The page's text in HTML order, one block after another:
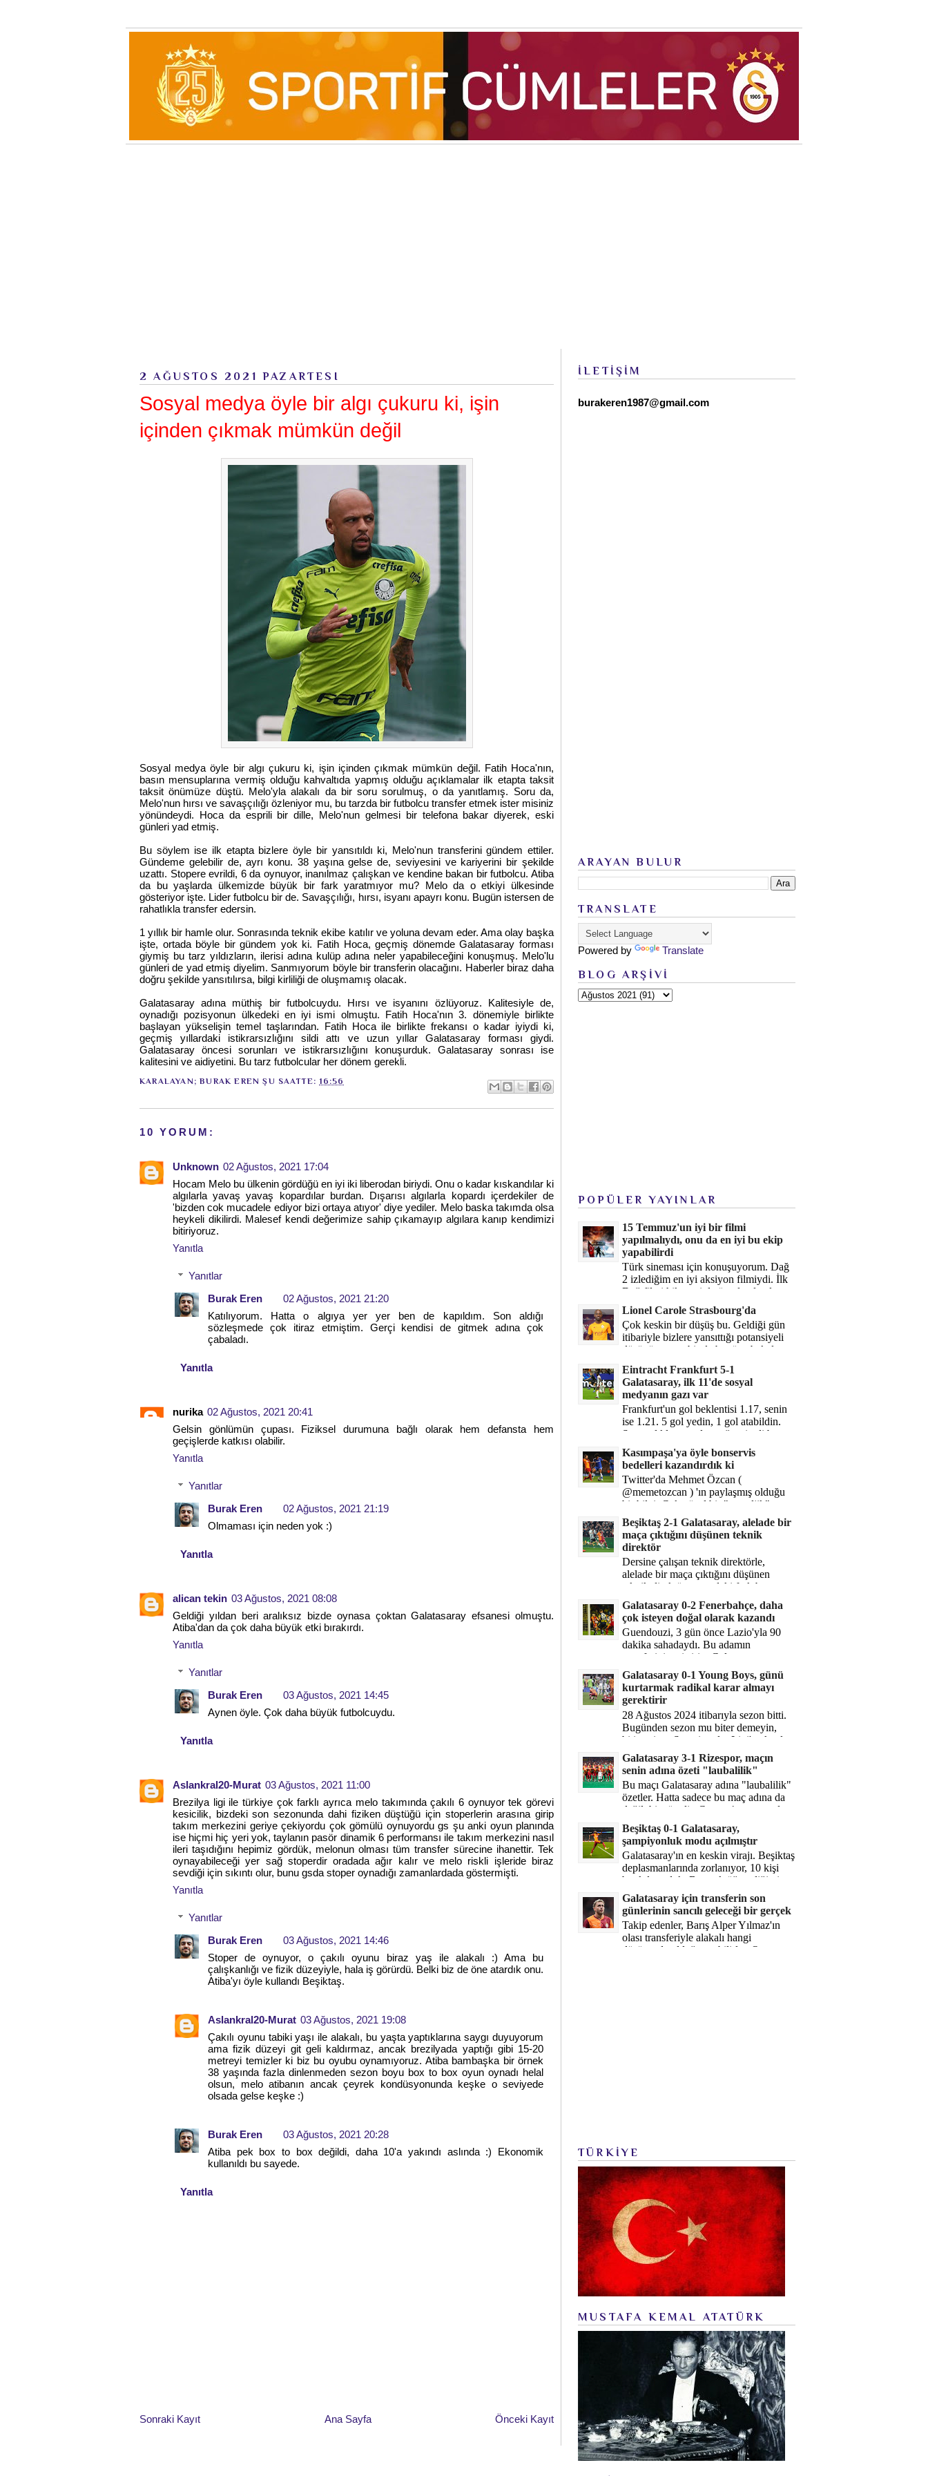
2 AĞUSTOS 2021 PAZARTESI
Sosyal medya öyle bir algı çukuru ki, işin
içinden çıkmak mümkün değil
Sosyal medya öyle bir algı çukuru ki, işin içinden çıkmak mümkün değil. Fatih Hoca'nın,
basın mensuplarına vermiş olduğu kahvaltıda yapmış olduğu açıklamalar ilk etapta taksit
taksit önümüze düştü. Melo'yla alakalı da bir soru sorulmuş, o da yanıtlamış. Soru da,
Melo'nun hırsı ve savaşçılığı özleniyor mu, bu tarzda bir futbolcu transfer etmek ister misiniz
yönündeydi. Hoca da esprili bir dille, Melo'nun gelmesi bir telefona bakar diyerek, eski
günleri yad etmiş.
Bu söylem ise ilk etapta bizlere öyle bir yansıtıldı ki, Melo'nun transferini gündem ettiler.
Gündeme gelebilir de, ayrı konu. 38 yaşına gelse de, seviyesini ve kariyerini bir şekilde
uzattı. Stopere evrildi, 6 da oynuyor, inanılmaz çalışkan ve kendine bakan bir futbolcu. Atiba
da bu yaşlarda ülkemizde büyük bir fark yaratmıyor mu? Melo da o etkiyi ülkesinde
gösteriyor işte. Lider futbolcu bir de. Savaşçılığı, hırsı, isyanı apayrı konu. Bugün istersen de
rahatlıkla transfer edersin.
1 yıllık bir hamle olur. Sonrasında teknik ekibe katılır ve yoluna devam eder. Ama olay başka
işte, ortada böyle bir gündem yok ki. Fatih Hoca, geçmiş dönemde Galatasaray forması
giymiş bu tarz yıldızların, ilerisi adına kulüp adına neler yapabileceğini konuşmuş. Melo'lu
günleri de yad etmiş diyelim. Sanmıyorum böyle bir transferin olacağını. Haberler biraz daha
doğru şekilde yansıtılırsa, bilgi kirliliği de oluşmamış olacak.
Galatasaray adına müthiş bir futbolcuydu. Hırsı ve isyanını özlüyoruz. Kalitesiyle de,
oynadığı pozisyonun ülkedeki en iyi ismi olmuştu. Fatih Hoca'nın 3. dönemiyle birlikte
başlayan yükselişin temel taşlarından. Fatih Hoca ile birlikte frekansı o kadar iyiydi ki,
geçmiş yıllardaki istikrarsızlığını sildi attı ve uzun yıllar Galatasaray forması giydi.
Galatasaray öncesi sorunları ve istikrarsızlığını konuşurduk. Galatasaray sonrası ise
kalitesini ve aidiyetini. Bu tarz futbolcular her dönem gerekli.
KARALAYAN;BURAK EREN ŞU SAATTE:16:56
10 YORUM:
Unknown 02 Ağustos, 2021 17:04
Hocam Melo bu ülkenin gördüğü en iyi iki liberodan biriydi. Onu o kadar kıskandılar ki
algılarla yavaş yavaş kopardılar burdan. Dışarısı algılarla kopardı içerdekiler de
'bizden cok mucadele ediyor bizi ortaya atıyor' diye yediler. Melo baska takımda olsa
heykeli dikilirdi. Malesef kendi değerimize sahip çıkamayıp algılara kanıp kendimizi
bitiriyoruz.
Yanıtla
Yanıtlar
Burak Eren
02 Ağustos, 2021 21:20
Katılıyorum. Hatta o algıya yer yer ben de kapıldım. Son aldığı
sözleşmede çok itiraz etmiştim. Gerçi kendisi de gitmek adına çok
çabaladı.
Yanıtla
nurika 02 Ağustos, 2021 20:41
Gelsin gönlümün çupası. Fiziksel durumuna bağlı olarak hem defansta hem
geçişlerde katkısı olabilir.
Yanıtla
Yanıtlar
Burak Eren
02 Ağustos, 2021 21:19
Olmaması için neden yok :)
Yanıtla
alican tekin 03 Ağustos, 2021 08:08
Geldiği yıldan beri aralıksız bizde oynasa çoktan Galatasaray efsanesi olmuştu.
Atiba'dan da çok daha büyük etki bırakırdı.
Yanıtla
Yanıtlar
Burak Eren
03 Ağustos, 2021 14:45
Aynen öyle. Çok daha büyük futbolcuydu.
Yanıtla
Aslankral20-Murat 03 Ağustos, 2021 11:00
Brezilya ligi ile türkiye çok farklı ayrıca melo takımında çakılı 6 oynuyor tek görevi
kesicilik, bizdeki son sezonunda dahi fiziken düştüğü için stoperlerin arasına girip
takım merkezini geriye çekiyordu çok gömülü oynuyordu gs şu anki oyun planında
ise hiçmi hiç yeri yok, taylanın pasör dinamik 6 performansı ile takım merkezini nasıl
ileri taşıdığını hepimiz gördük, melonun olması tüm transfer sürecine ihanettir. Tek
oynayabileceği yer sağ stoperdir oradada ağır kalır ve melo riskli işleride biraz
sevdiği için sıkıntı olur, bunu gsda stoper oynadığı zamanlardada göstermişti.
Yanıtla
Yanıtlar
Burak Eren
03 Ağustos, 2021 14:46
Stoper de oynuyor, o çakılı oyunu biraz yaş ile alakalı :) Ama bu
çalışkanlığı ve fizik düzeyiyle, hala iş görürdü. Belki biz de öne atardık onu.
Atiba'yı öyle kullandı Beşiktaş.
Aslankral20-Murat 03 Ağustos, 2021 19:08
Çakılı oyunu tabiki yaşı ile alakalı, bu yaşta yaptıklarına saygı duyuyorum
ama fizik düzeyi git geli kaldırmaz, ancak brezilyada yaptığı gibi 15-20
metreyi temizler ki biz bu oyubu oynamıyoruz. Atiba bambaşka bir örnek
38 yaşında fazla dinlenmeden sezon boyu box to box oyun oynadı helal
olsun, melo atibanın ancak çeyrek kondüsyonunda keşke o seviyede
olsada gelse keşke :)
Burak Eren
03 Ağustos, 2021 20:28
Atiba pek box to box değildi, daha 10'a yakındı aslında :) Ekonomik
kullanıldı bu sayede.
Yanıtla
Sonraki Kayıt Önceki Kayıt
Ana Sayfa
İLETİŞİM
burakeren1987@gmail.com
ARAYAN BULUR
TRANSLATE
Powered by Translate
BLOG ARŞİVİ
POPÜLER YAYINLAR
15 Temmuz'un iyi bir filmi
yapılmalıydı, onu da en iyi bu ekip
yapabilirdi
Türk sineması için konuşuyorum. Dağ
2 izlediğim en iyi aksiyon filmiydi. İlk
Dağ filmi hikayesiyle ön plandaydı,
Dağ 2 ise belki o hika...
Lionel Carole Strasbourg'da
Çok keskin bir düşüş bu. Geldiği gün
itibariyle bizlere yansıttığı potansiyeli
düşünüyorum, bir de bugüne bakalım.
Eintracht Frankfurt 5-1
Galatasaray, ilk 11'de sosyal
medyanın gazı var
Frankfurt'un gol beklentisi 1.17, senin
ise 1.21. 5 gol yedin, 1 gol atabildin.
Şanssızlıkla mı anlatacağız şimdi bu
durumu? Rakibin 5 ş...
Kasımpaşa'ya öyle bonservis
bedelleri kazandırdık ki
Twitter'da Mehmet Özcan (
@memetozcan ) 'ın paylaşmış olduğu
bir bilgi. Çok güzel bir "nostaljik" pas
diyelim. Kasımpaşa...
Beşiktaş 2-1 Galatasaray, alelade bir
maça çıktığını düşünen teknik
direktör
Dersine çalışan teknik direktörle,
alelade bir maça çıktığını düşünen
teknik direktör arasındaki fark bu
işte. Solskjaer'in çalıştığı de...
Galatasaray 0-2 Fenerbahçe, daha
çok isteyen doğal olarak kazandı
Guendouzi, 3 gün önce Lazio'yla 90
dakika sahadaydı. Bu adamın
transferini yetiştirip, Galatasaray
karşısında 11 oynamasını sağlıyorsun....
Galatasaray 0-1 Young Boys, günü
kurtarmak radikal karar almayı
gerektirir
28 Ağustos 2024 itibarıyla sezon bitti.
Bugünden sezon mu biter demeyin,
bitiyor işte. Şampiyonlar Ligi'ne katılım
hakkı senin misyonun ...
Galatasaray 3-1 Rizespor, maçın
senin adına özeti "laubalilik"
Bu maçı Galatasaray adına "laubalilik"
özetler. Hatta sadece bu maç adına da
değil, bir süredir. Geçen 4 maçta sadece
1 gol yedin ...
Beşiktaş 0-1 Galatasaray,
şampiyonluk modu açılmıştır
Galatasaray'ın en keskin virajı. Beşiktaş
deplasmanlarında zorlanıyor, 10 kişi
bırakılıyorduk. Bu artık öğrendiğimiz
bir gerçek. Sane...
Galatasaray için transferin son
günlerinin sancılı geleceği bir gerçek
Takip edenler, Barış Alper Yılmaz'ın
olası transferiyle alakalı hangi
düşüncede olduğumu bilirler. O
TÜRKİYE
MUSTAFA KEMAL ATATÜRK